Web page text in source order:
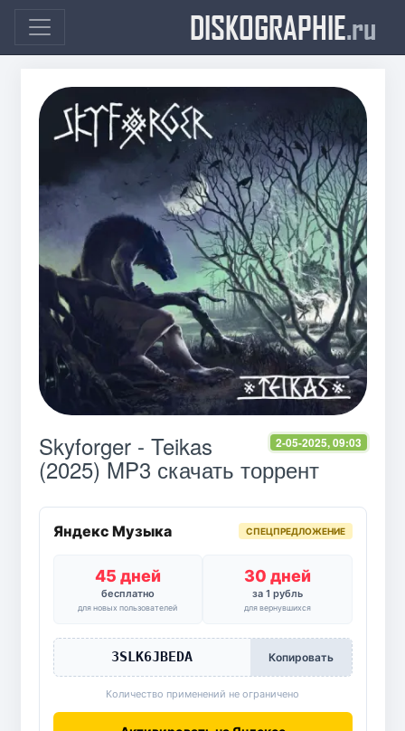
DISKOGRAPHIE.ru
2-05-2025, 09:03
Skyforger - Teikas
(2025) MP3 скачать торрент
Яндекс Музыка СПЕЦПРЕДЛОЖЕНИЕ
45 дней
бесплатно
для новых пользователей
30 дней
за 1 рубль
для вернувшихся
3SLK6JBEDA Копировать
Количество применений не ограничено